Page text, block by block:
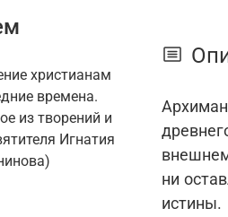
ни
христианам
времена.
из творений и
Игнатия